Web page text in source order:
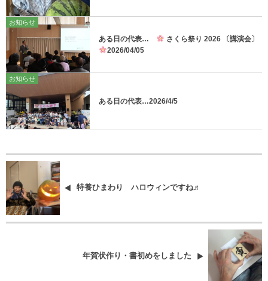
お知らせ
ある日の代表…
さくら祭り 2026 〔講演会〕
2026/04/05
お知らせ
ある日の代表…2026/4/5
特養ひまわり ハロウィンですね♬
年賀状作り・書初めをしました